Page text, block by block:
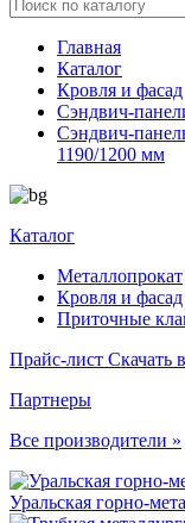
Главная
Каталог
Кровля и фасад
Сэндвич-
Сэндвич-
1190/1200 мм
Каталог
Металлопрокат
Кровля и фасад
Приточные
Прайс-лист Скачать
Партнеры
Все производители »
Уральская горно-